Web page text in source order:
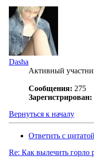
Dasha
Активный
Сообщения: 275
Зарегистрирован:
Вернуться к началу
Ответить с цитатой
Re: Как вылечить горло